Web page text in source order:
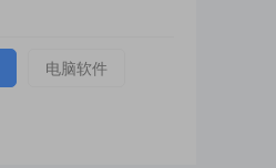
电脑软件